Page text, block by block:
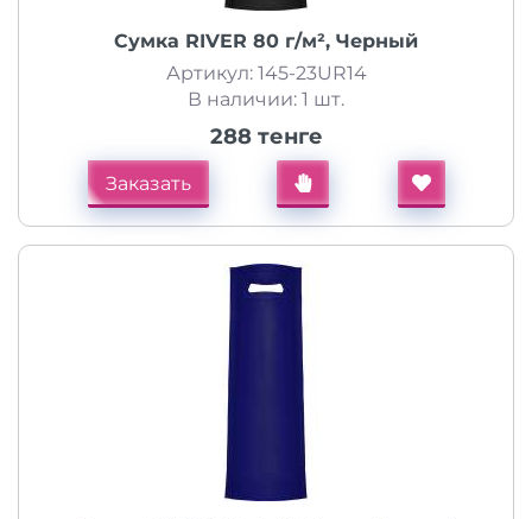
Сумка RIVER 80 г/м², Черный
Артикул: 145-23UR14
В наличии: 1 шт.
288 тенге
Заказать